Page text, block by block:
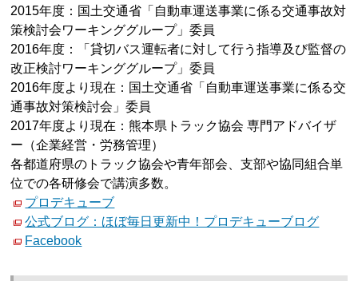
2015年度：国土交通省「自動車運送事業に係る交通事故対
策検討会ワーキンググループ」委員
2016年度：「貸切バス運転者に対して行う指導及び監督の
改正検討ワーキンググループ」委員
2016年度より現在：国土交通省「自動車運送事業に係る交
通事故対策検討会」委員
2017年度より現在：熊本県トラック協会 専門アドバイザ
ー（企業経営・労務管理）
各都道府県のトラック協会や青年部会、支部や協同組合単
位での各研修会で講演多数。
プロデキューブ
公式ブログ：ほぼ毎日更新中！プロデキューブログ
Facebook